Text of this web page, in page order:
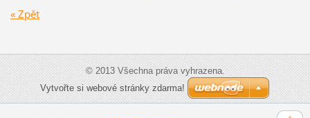
« Zpět
© 2013 Všechna práva vyhrazena.
Vytvořte si webové stránky zdarma!